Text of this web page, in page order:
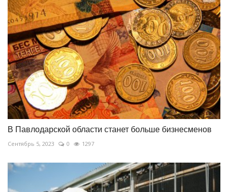
В Павлодарской области станет больше бизнесменов
Сентябрь 5, 2023 0 1297